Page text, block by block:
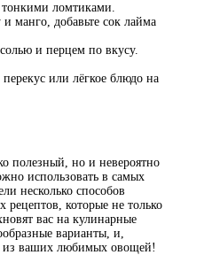
тонкими ломтиками.
манго, добавьте сок лайма
и перцем по вкусу.
или лёгкое блюдо на
полезный, но и невероятно
использовать в самых
несколько способов
рецептов, которые не только
вас на кулинарные
варианты, и,
из ваших любимых овощей!